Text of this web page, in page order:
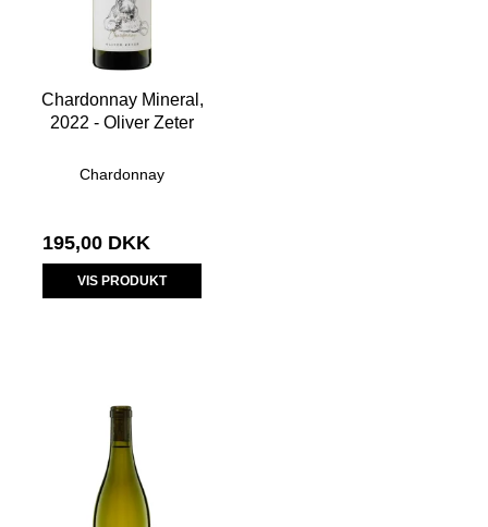
Chardonnay Mineral,
2022 - Oliver Zeter
Chardonnay
195,00 DKK
VIS PRODUKT